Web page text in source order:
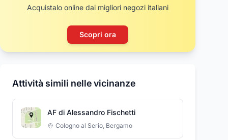
Acquistalo online dai migliori negozi italiani
Scopri ora
Attività simili nelle vicinanze
AF di Alessandro Fischetti
Cologno al Serio, Bergamo